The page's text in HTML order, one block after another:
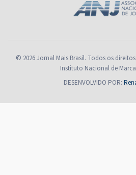
© 2026 Jornal Mais Brasil. Todos os
Instituto Nacional de
DESENVOLVIDO POR: